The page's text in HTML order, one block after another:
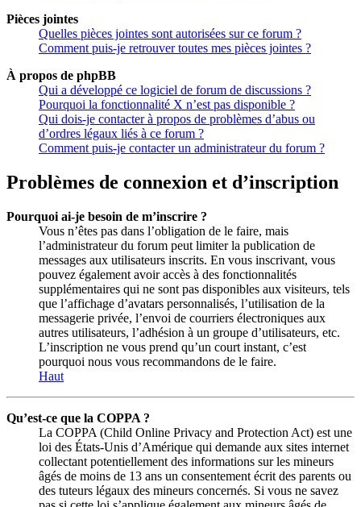
Pièces jointes
Quelles pièces jointes sont autorisées sur ce forum ?
Comment puis-je retrouver toutes mes pièces jointes ?
À propos de phpBB
Qui a développé ce logiciel de forum de discussions ?
Pourquoi la fonctionnalité X n’est pas disponible ?
Qui dois-je contacter à propos de problèmes d’abus ou
d’ordres légaux liés à ce forum ?
Comment puis-je contacter un administrateur du forum ?
Problèmes de connexion et d’inscription
Pourquoi ai-je besoin de m’inscrire ?
Vous n’êtes pas dans l’obligation de le faire, mais
l’administrateur du forum peut limiter la publication de
messages aux utilisateurs inscrits. En vous inscrivant, vous
pouvez également avoir accès à des fonctionnalités
supplémentaires qui ne sont pas disponibles aux visiteurs, tels
que l’affichage d’avatars personnalisés, l’utilisation de la
messagerie privée, l’envoi de courriers électroniques aux
autres utilisateurs, l’adhésion à un groupe d’utilisateurs, etc.
L’inscription ne vous prend qu’un court instant, c’est
pourquoi nous vous recommandons de le faire.
Haut
Qu’est-ce que la COPPA ?
La COPPA (Child Online Privacy and Protection Act) est une
loi des États-Unis d’Amérique qui demande aux sites internet
collectant potentiellement des informations sur les mineurs
âgés de moins de 13 ans un consentement écrit des parents ou
des tuteurs légaux des mineurs concernés. Si vous ne savez